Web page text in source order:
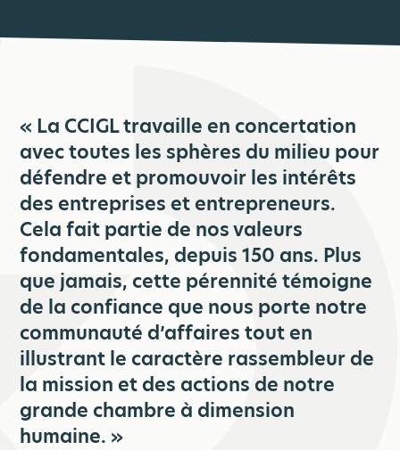
municipaux et du milieu industriel. D’ailleurs, nous
nouvelle ville de Lévis, l’organisation change à
affaires de Lévis.
« La CCIGL travaille en concertation
avec toutes les sphères du milieu pour
défendre et promouvoir les intérêts
des entreprises et entrepreneurs.
Cela fait partie de nos valeurs
fondamentales, depuis 150 ans. Plus
que jamais, cette pérennité témoigne
de la confiance que nous porte notre
communauté d’affaires tout en
illustrant le caractère rassembleur de
la mission et des actions de notre
grande chambre à dimension
humaine. »